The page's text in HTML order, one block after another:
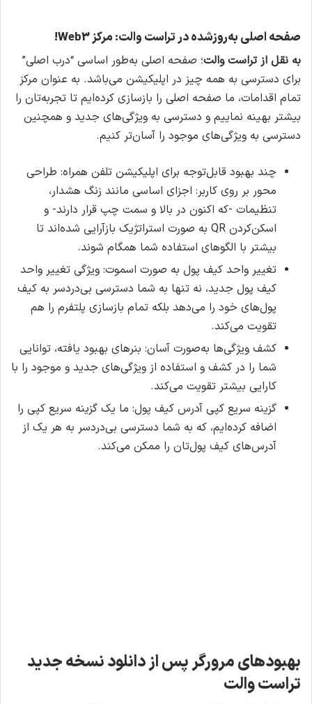
صفحه اصلی به‌روزشده در تراست والت: مرکز Web3!
به نقل از تراست والت؛ صفحه اصلی به‌طور اساسی “درب اصلی”
برای دسترسی به همه چیز در اپلیکیشن می‌باشد. به عنوان مرکز
تمام اقدامات، ما صفحه اصلی را بازسازی کرده‌ایم تا تجربه‌تان را
بیشتر بهینه نماییم و دسترسی به ویژگی‌های جدید و همچنین
دسترسی به ویژگی‌های موجود را آسان‌تر کنیم.
چند بهبود قابل‌توجه برای اپلیکیشن تلفن همراه: طراحی
محور بر روی کاربر: اجزای اساسی مانند زنگ هشدار،
تنظیمات -که اکنون در بالا و سمت چپ قرار دارند- و
اسکن‌کردن QR به صورت استراتژیک بازآرایی شده‌اند تا
بیشتر با الگوهای استفاده شما همگام شوند.
تغییر واحد کیف پول به صورت اسموت: ویژگی تغییر واحد
کیف پول جدید، نه تنها به شما دسترسی بی‌دردسر به کیف
پول‌های خود را می‌دهد بلکه تمام بازسازی پلتفرم را هم
تقویت می‌کند.
کشف ویژگی‌ها به‌صورت آسان: بنرهای بهبود یافته، توانایی
شما را در کشف و استفاده از ویژگی‌های جدید و موجود را با
کارایی بیشتر تقویت می‌کند.
گزینه سریع کپی آدرس کیف پول: ما یک گزینه سریع کپی را
اضافه کرده‌ایم، که به شما دسترسی بی‌دردسر به هر یک از
آدرس‌های کیف پول‌تان را ممکن می‌کند.
بهبودهای مرورگر پس از دانلود نسخه جدید
تراست والت